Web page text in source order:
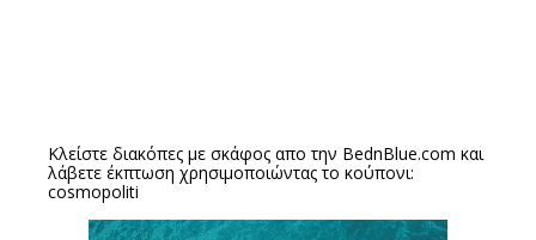
Κλείστε διακόπες με σκάφος απο την BednBlue.com και
λάβετε έκπτωση χρησιμοποιώντας το κούπονι:
cosmopoliti